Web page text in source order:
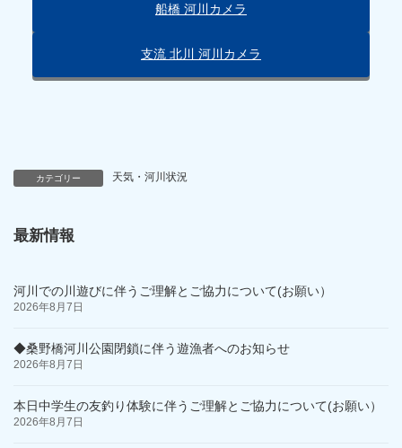
船橋 河川カメラ
支流 北川 河川カメラ
カテゴリー 天気・河川状況
最新情報
河川での川遊びに伴うご理解とご協力について(お願い）
2026年8月7日
◆桑野橋河川公園閉鎖に伴う遊漁者へのお知らせ
2026年8月7日
本日中学生の友釣り体験に伴うご理解とご協力について(お願い）
2026年8月7日